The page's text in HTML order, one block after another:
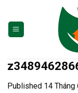
content
Published 14 Tháng